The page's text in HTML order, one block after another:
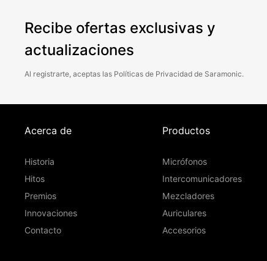
Recibe ofertas exclusivas y
actualizaciones
Al registrarte, aceptas las Políticas de Privacidad de Saramonic.
Acerca de
Historia
Hitos
Premios
Innovaciones
Contacto
Productos
Micrófonos
Intercomunicadores
Mezcladores
Auriculares
Accesorios